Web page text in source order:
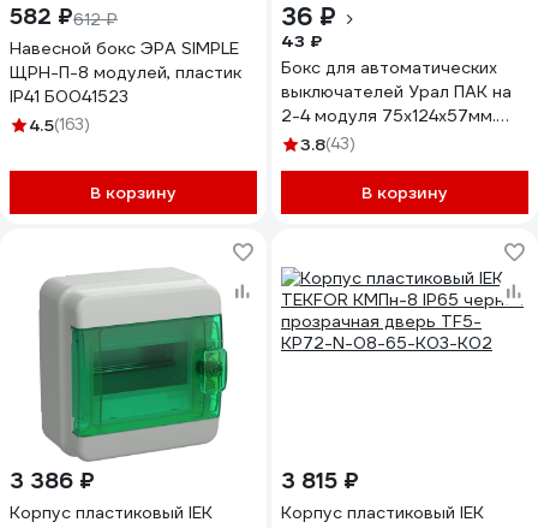
582 ₽612 ₽
Навесной бокс ЭРА SIMPLE
ЩРН-П-8 модулей, пластик
IP41 Б0041523
4.5(163)
В корзину
36 ₽
43 ₽
Бокс для автоматических
выключателей Урал ПАК на
2-4 модуля 75х124х57мм.
IP20, индивидуальный
3.8(43)
В корзину
3 386 ₽
Корпус пластиковый IEK
3 815 ₽
Корпус пластиковый IEK